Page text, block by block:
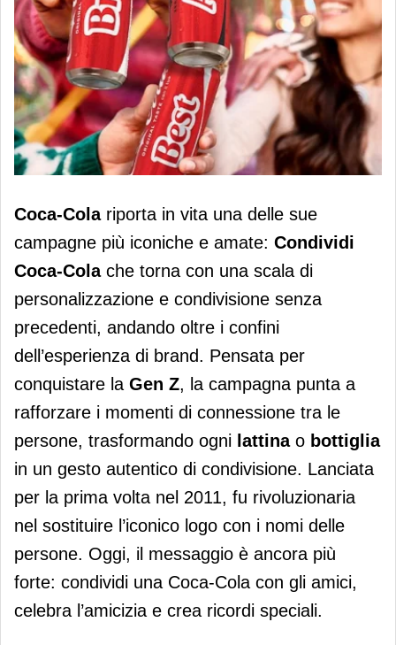
Torna "Condividi Coca-Cola"
Coca-Colariporta in vita una delle sue
campagne più iconiche e amate: Condividi
Coca-Colache torna con una scala di
personalizzazione e condivisione senza
precedenti, andando oltre i confini
dell’esperienza di brand. Pensata per
conquistare la Gen Z, la campagna punta a
rafforzare i momenti di connessione tra le
persone, trasformando ogni lattinao bottiglia
in un gesto autentico di condivisione. Lanciata
per la prima volta nel 2011, fu rivoluzionaria
nel sostituire l’iconico logo con i nomi delle
persone. Oggi, il messaggio è ancora più
forte: condividi una Coca-Cola con gli amici,
celebra l’amicizia e crea ricordi speciali.